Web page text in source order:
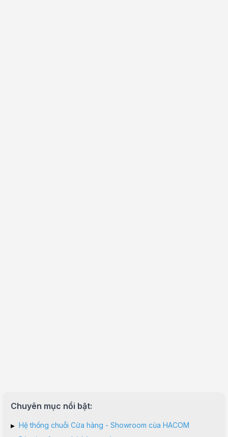
Chuyên mục nổi bật:
▸ Hệ thống chuỗi Cửa hàng - Showroom của HACOM